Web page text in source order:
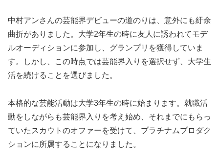
中村アンさんの芸能界デビューの道のりは、意外にも紆余
曲折がありました。大学2年生の時に友人に誘われてモデ
ルオーディションに参加し、グランプリを獲得していま
す。しかし、この時点では芸能界入りを選択せず、大学生
活を続けることを選びました。
本格的な芸能活動は大学3年生の時に始まります。就職活
動をしながらも芸能界入りを考え始め、それまでにもらっ
ていたスカウトのオファーを受けて、プラチナムプロダク
ションに所属することになりました。